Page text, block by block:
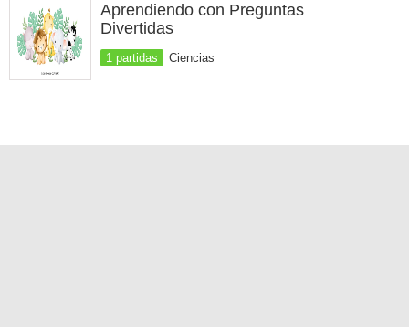
Aprendiendo con Preguntas
Divertidas
1 partidas Ciencias